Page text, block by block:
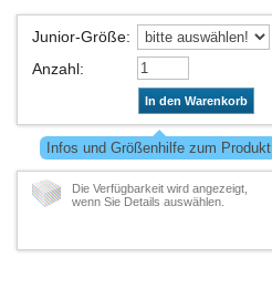
Junior-Größe:
Anzahl:
In den Warenkorb
Infos und Größenhilfe zum Produkt
Die Verfügbarkeit wird angezeigt,
wenn Sie Details auswählen.